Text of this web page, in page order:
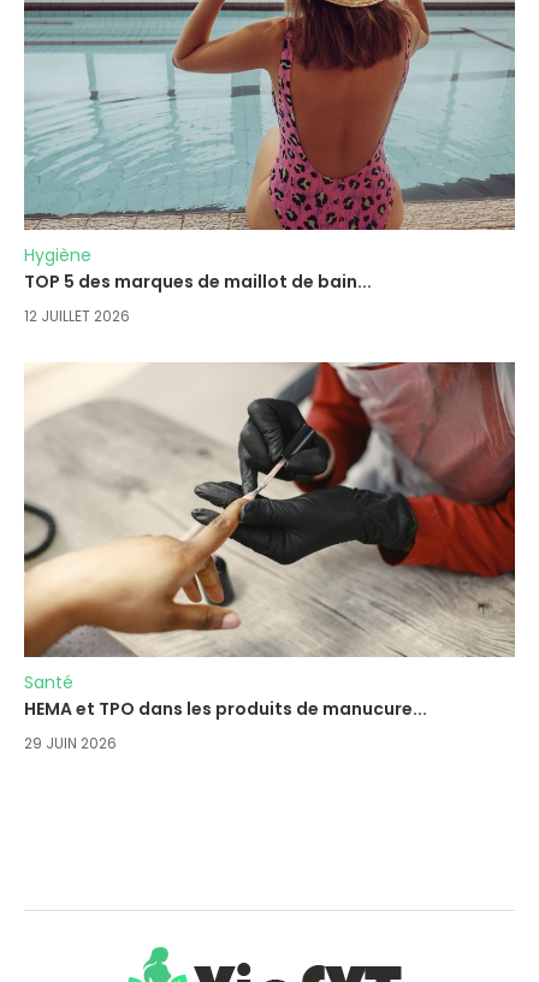
Hygiène
TOP 5 des marques de maillot de bain...
12 JUILLET 2026
Santé
HEMA et TPO dans les produits de manucure...
29 JUIN 2026